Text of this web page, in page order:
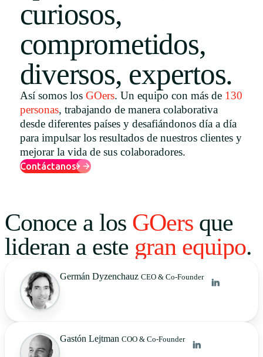
Uruguay
English
Português
curiosos,
comprometidos,
diversos, expertos.
Así somos los GOers. Un equipo con más de 130
personas, trabajando de manera colaborativa
desde diferentes países y desafiándonos día a día
para impulsar los resultados de nuestros clientes y
mejorar la vida de sus colaboradores.
Contáctanos
Conoce a los GOers que
lideran a este gran equipo.
Germán Dyzenchauz CEO & Co-Founder
Gastón Lejtman COO & Co-Founder